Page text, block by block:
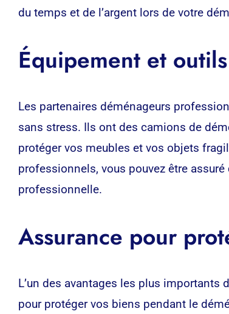
du temps et de l’argent lors de votre
Équipement et
Les partenaires déménageurs
sans stress. Ils ont des camions de
protéger vos meubles et vos objets
professionnels, vous pouvez être
professionnelle.
Assurance pour
L’un des avantages les plus
pour protéger vos biens pendant le